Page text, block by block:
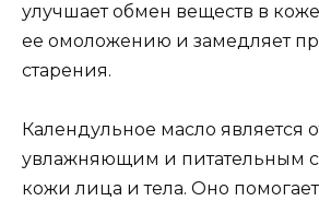
улучшает обмен веществ в
ее омоложению и замедляет
старения.
Календульное масло является
увлажняющим и питательным
кожи лица и тела. Оно